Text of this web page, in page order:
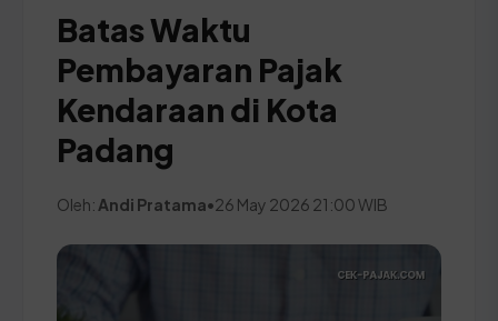
Batas Waktu
Pembayaran Pajak
Kendaraan di Kota
Padang
Oleh: Andi Pratama•26 May 2026 21:00 WIB